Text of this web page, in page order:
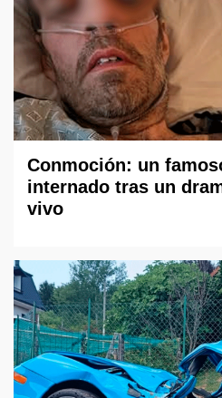
Conmoción: un
internado tras un
vivo